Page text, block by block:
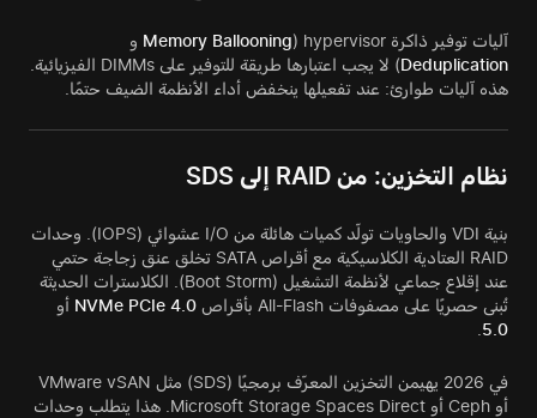
آليات توفير ذاكرة hypervisor ( Memory Ballooning و
Deduplication
) لا يجب اعتبارها طريقة للتوفير على DIMMs الفيزيائية.
هذه آليات طوارئ: عند تفعيلها ينخفض أداء الأنظمة الضيف حتمًا.
نظام التخزين: من RAID إلى SDS
بنية VDI والحاويات تولّد كميات هائلة من I/O عشوائي (IOPS). وحدات
RAID العتادية الكلاسيكية مع أقراص SATA تخلق عنق زجاجة حتمي
عند إقلاع جماعي لأنظمة التشغيل (Boot Storm). الكلاسترات الحديثة
تُبنى حصريًا على مصفوفات All-Flash بأقراص
NVMe PCIe 4.0 أو
5.0
في 2026 يهيمن التخزين المعرّف برمجيًا (SDS) مثل VMware vSAN
أو Ceph أو Microsoft Storage Spaces Direct. هذا يتطلب وحدات